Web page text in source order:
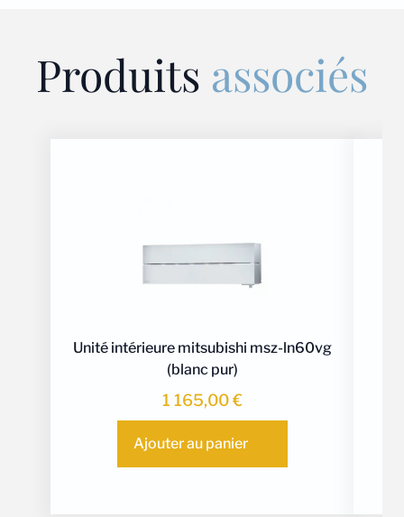
Produits associés
Unité intérieure mitsubishi msz-ln60vg
(blanc pur)
1 165,00€
Ajouter au panier